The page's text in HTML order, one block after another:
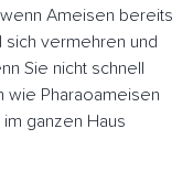
Ameisen bereits
sich vermehren und
Sie nicht schnell
wie Pharaoameisen
ganzen Haus